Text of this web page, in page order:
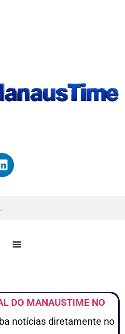
DO MANAUSTIME NO
notícias diretamente no